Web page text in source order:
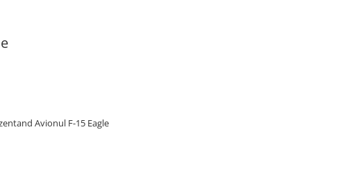
Avionul F-15 Eagle